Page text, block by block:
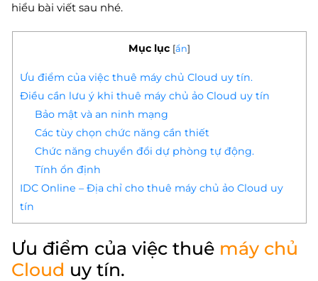
hiểu bài viết sau nhé.
Mục lục [ẩn]
Ưu điểm của việc thuê máy chủ Cloud uy tín.
Điều cần lưu ý khi thuê máy chủ ảo Cloud uy tín
Bảo mật và an ninh mạng
Các tùy chọn chức năng cần thiết
Chức năng chuyển đổi dự phòng tự động.
Tính ổn định
IDC Online – Địa chỉ cho thuê máy chủ ảo Cloud uy
tín
Ưu điểm của việc thuê máy chủ
Cloud uy tín.